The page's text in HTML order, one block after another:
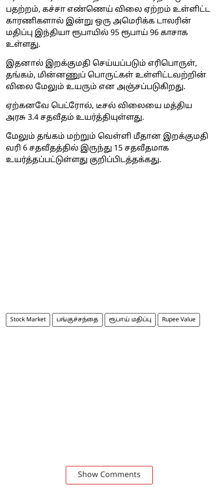
பதற்றம், கச்சா எண்ணெய் விலை ஏற்றம் உள்ளிட்ட
காரணிகளால் இன்று ஒரு அமெரிக்க டாலரின்
மதிப்பு இந்தியா ரூபாயில் 95 ரூபாய் 96 காசாக
உள்ளது.
இதனால் இறக்குமதி செய்யப்படும் எரிபொருள்,
தங்கம், மின்னணுப் பொருட்கள் உள்ளிட்டவற்றின்
விலை மேலும் உயரும் என அஞ்சப்படுகிறது.
ஏற்கனவே பெட்ரோல், டீசல் விலையை மத்திய
அரசு 3.4 சதவீதம் உயர்த்தியுள்ளது.
மேலும் தங்கம் மற்றும் வெள்ளி மீதான இறக்குமதி
வரி 6 சதவீதத்தில் இருந்து 15 சதவீதமாக
உயர்த்தப்பட்டுள்ளது குறிப்பிடத்தக்கது.
Stock Market பங்குச்சந்தை ரூபாய் மதிப்பு Rupee Value
Show Comments